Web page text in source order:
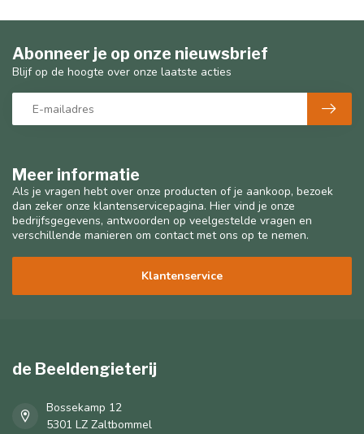
Meer informatie
Als je vragen hebt over onze producten of je aankoop, bezoek
dan zeker onze klantenservicepagina. Hier vind je onze
bedrijfsgegevens, antwoorden op veelgestelde vragen en
verschillende manieren om contact met ons op te nemen.
Klantenservice
Abonneer je op onze nieuwsbrief
Blijf op de hoogte over onze laatste acties
de Beeldengieterij
Bossekamp 12
5301 LZ Zaltbommel